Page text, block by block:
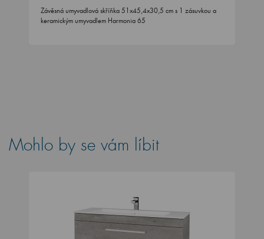
Závěsná umyvadlová skříňka 51x45,4x30,5 cm s 1 zásuvkou a
keramickým umyvadlem Harmonia 65
Mohlo by se vám líbit